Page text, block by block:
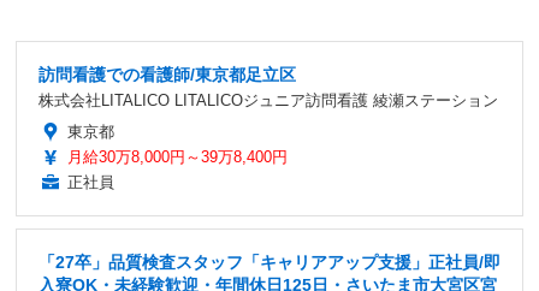
訪問看護での看護師/東京都足立区
株式会社LITALICO LITALICOジュニア訪問看護 綾瀬ステーション
東京都
月給30万8,000円～39万8,400円
正社員
「27卒」品質検査スタッフ「キャリアアップ支援」正社員/即
入寮OK・未経験歓迎・年間休日125日・さいたま市大宮区宮